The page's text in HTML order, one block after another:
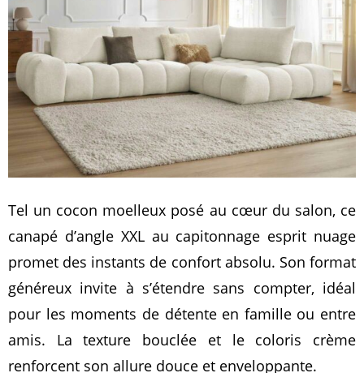
Tel un cocon moelleux posé au cœur du salon, ce
canapé d’angle XXL au capitonnage esprit nuage
promet des instants de confort absolu. Son format
généreux invite à s’étendre sans compter, idéal
pour les moments de détente en famille ou entre
amis. La texture bouclée et le coloris crème
renforcent son allure douce et enveloppante.